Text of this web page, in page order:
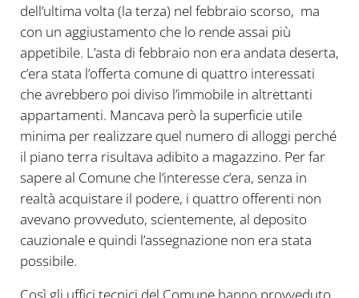
dell’ultima volta (la terza) nel febbraio scorso, ma
con un aggiustamento che lo rende assai più
appetibile. L’asta di febbraio non era andata deserta,
c’era stata l’offerta comune di quattro interessati
che avrebbero poi diviso l’immobile in altrettanti
appartamenti. Mancava però la superficie utile
minima per realizzare quel numero di alloggi perché
il piano terra risultava adibito a magazzino. Per far
sapere al Comune che l’interesse c’era, senza in
realtà acquistare il podere, i quattro offerenti non
avevano provveduto, scientemente, al deposito
cauzionale e quindi l’assegnazione non era stata
possibile.
Così gli uffici tecnici del Comune hanno provveduto